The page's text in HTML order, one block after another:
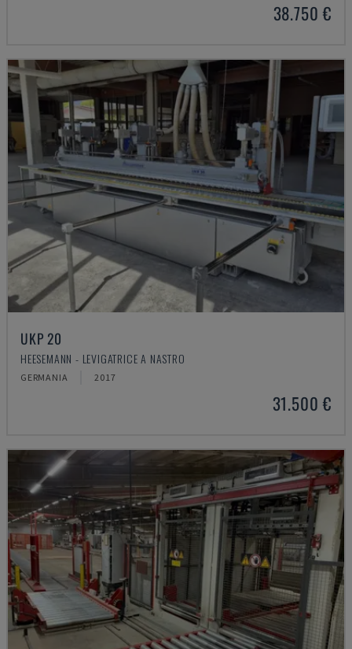
38.750 €
UKP 20
HEESEMANN - LEVIGATRICE A NASTRO
GERMANIA 2017
31.500 €